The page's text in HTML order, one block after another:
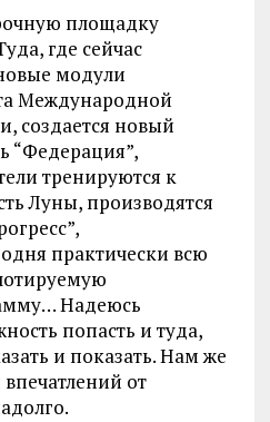
площадку
где сейчас
модули
Международной
создается новый
“Федерация”,
тренируются к
Луны, производятся
практически всю
Надеюсь
попасть и туда,
и показать. Нам же
от